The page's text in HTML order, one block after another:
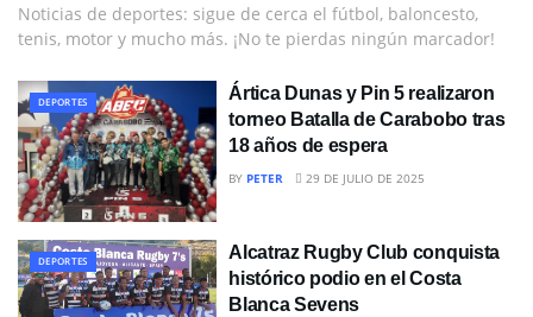
Noticias de deportes: sigue de cerca el fútbol, baloncesto,
tenis, motor y mucho más. ¡No te pierdas ningún marcador!
DEPORTES
Ártica Dunas y Pin 5 realizaron
torneo Batalla de Carabobo tras
18 años de espera
BY PETER 29 DE JULIO DE 2025
DEPORTES
Alcatraz Rugby Club conquista
histórico podio en el Costa
Blanca Sevens